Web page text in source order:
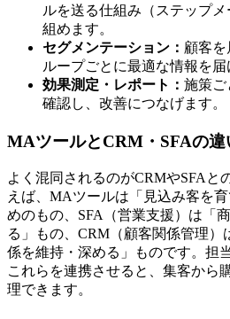
ルを送る仕組み（ステップ
組めます。
セグメンテーション： 顧客
ループごとに最適な情報を届
効果測定・レポート： 施策ご
確認し、改善につなげます。
MAツールとCRM・SFAの違
よく混同されるのがCRMやSFAと
えば、MAツールは「見込み客を
めのもの、SFA（営業支援）は「
る」もの、CRM（顧客関係管理）
係を維持・深める」ものです。担
これらを連携させると、集客から
理できます。